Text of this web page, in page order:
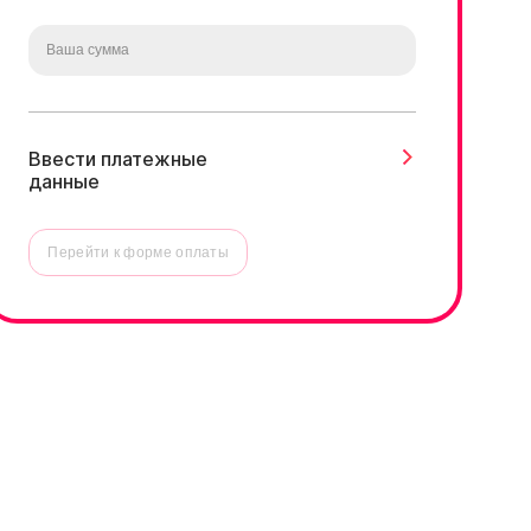
Ввести платежные
данные
Перейти к форме оплаты